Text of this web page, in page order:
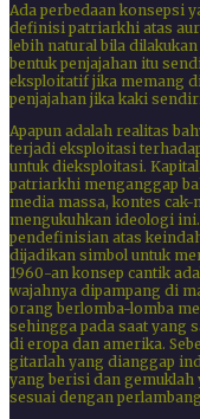
Ada perbedaan konsepsi
definisi patriarkhi atas
lebih natural bila
bentuk penjajahan itu
eksploitatif jika memang
penjajahan jika kaki
Apapun adalah realitas
terjadi eksploitasi
untuk dieksploitasi.
patriarkhi menganggap
media massa, kontes
mengukuhkan ideologi
pendefinisian atas
dijadikan simbol untuk
1960-an konsep cantik
wajahnya dipampang di
orang berlomba-lomba
sehingga pada saat yang
di eropa dan amerika.
gitarlah yang dianggap
yang berisi dan
sesuai dengan